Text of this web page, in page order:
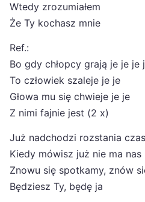
Wtedy zrozumiałem
Że Ty kochasz mnie
Ref.:
Bo gdy chłopcy grają je je je
To człowiek szaleje je je
Głowa mu się chwieje je je
Z nimi fajnie jest (2 x)
Już nadchodzi rozstania czas
Kiedy mówisz już nie ma nas
Znowu się spotkamy, znów
Będziesz Ty, będę ja